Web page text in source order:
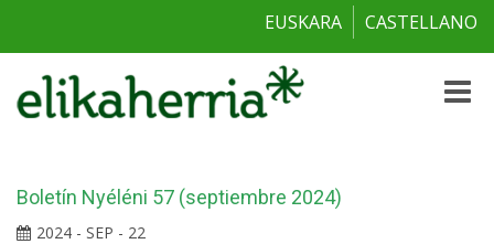
EUSKARA CASTELLANO
Toggle
Boletín Nyéléni 57 (septiembre 2024)
2024 - SEP - 22